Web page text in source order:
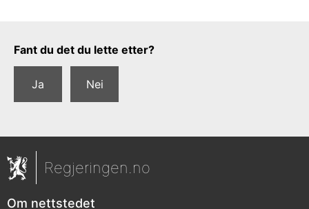
Tilbakemeldingsskjema
Fant du det du lette etter?
Ja Nei
Regjeringen.no
Om nettstedet